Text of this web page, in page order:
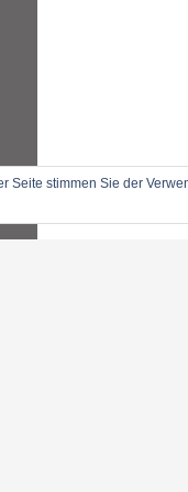
Seite stimmen Sie der